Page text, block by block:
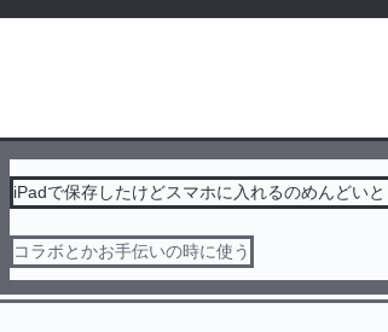
iPadで保存したけどスマホに入れるのめんどいと
コラボとかお手伝いの時に使う